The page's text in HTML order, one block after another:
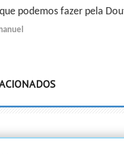
podemos fazer pela